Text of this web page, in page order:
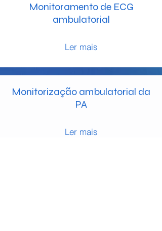
Monitoramento de ECG
ambulatorial
Ler mais
Monitorização ambulatorial da
PA
Ler mais